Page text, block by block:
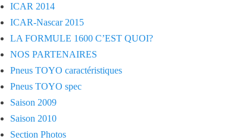
ICAR 2014
ICAR-Nascar 2015
LA FORMULE 1600 C’EST QUOI?
NOS PARTENAIRES
Pneus TOYO caractéristiques
Pneus TOYO spec
Saison 2009
Saison 2010
Section Photos